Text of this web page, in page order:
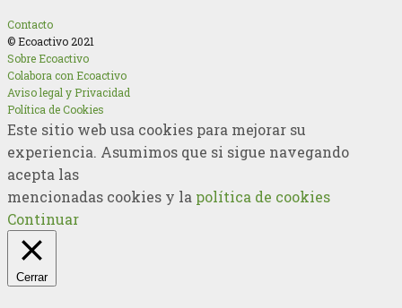
Contacto
© Ecoactivo 2021
Sobre Ecoactivo
Colabora con Ecoactivo
Aviso legal y Privacidad
Política de Cookies
Este sitio web usa cookies para mejorar su
experiencia. Asumimos que si sigue navegando
acepta las
mencionadas cookies y la política de cookies
Continuar
Cerrar